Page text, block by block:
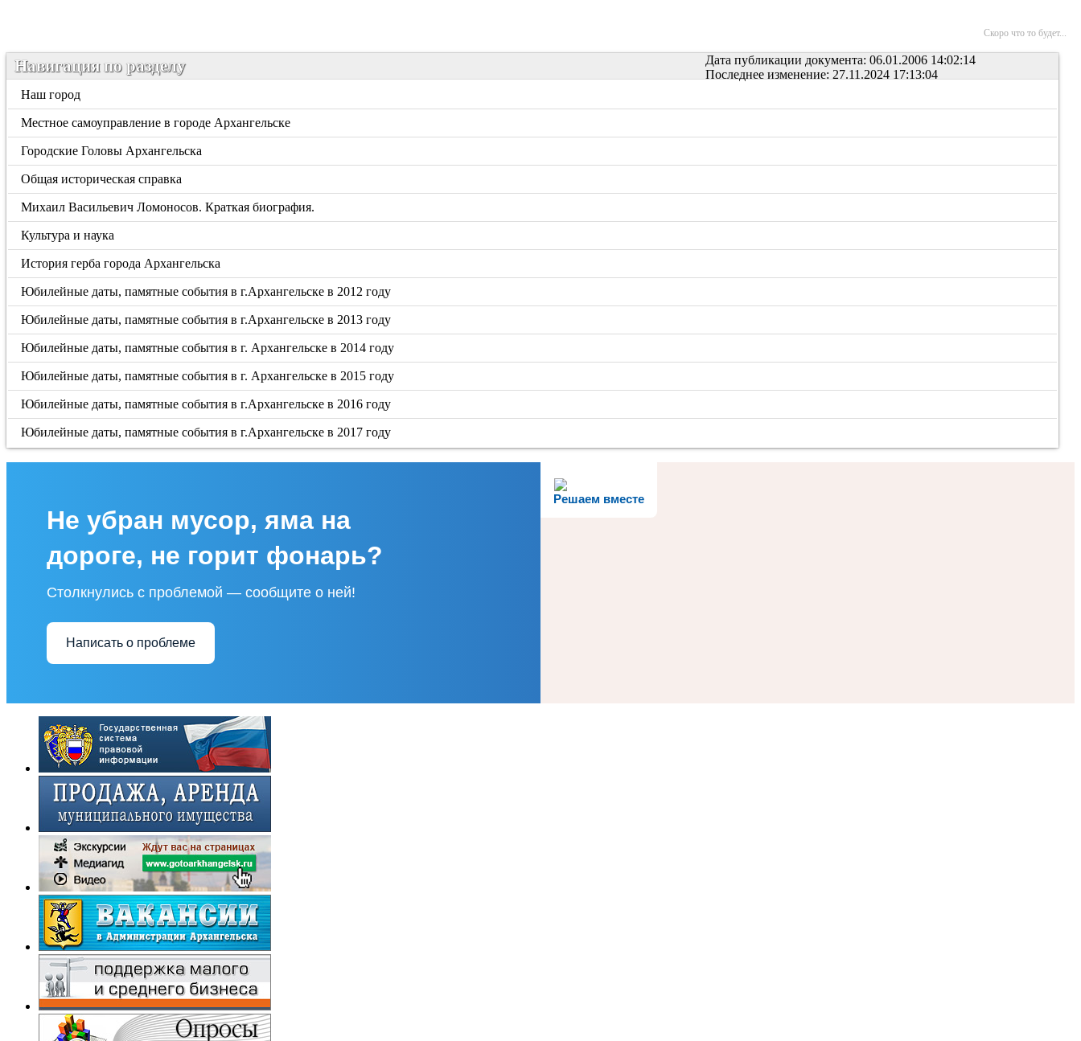
Скоро что то будет...
Дата публикации документа: 06.01.2006 14:02:14
Последнее изменение: 27.11.2024 17:13:04
Навигация по разделу
Наш город
Местное самоуправление в городе Архангельске
Городские Головы Архангельска
Общая историческая справка
Михаил Васильевич Ломоносов. Краткая биография.
Культура и наука
История герба города Архангельска
Юбилейные даты, памятные события в г.Архангельске в 2012 году
Юбилейные даты, памятные события в г.Архангельске в 2013 году
Юбилейные даты, памятные события в г. Архангельске в 2014 году
Юбилейные даты, памятные события в г. Архангельске в 2015 году
Юбилейные даты, памятные события в г.Архангельске в 2016 году
Юбилейные даты, памятные события в г.Архангельске в 2017 году
Решаем вместе
Не убран мусор, яма на
дороге, не горит фонарь?
Столкнулись с проблемой — сообщите о ней!
Написать о проблеме